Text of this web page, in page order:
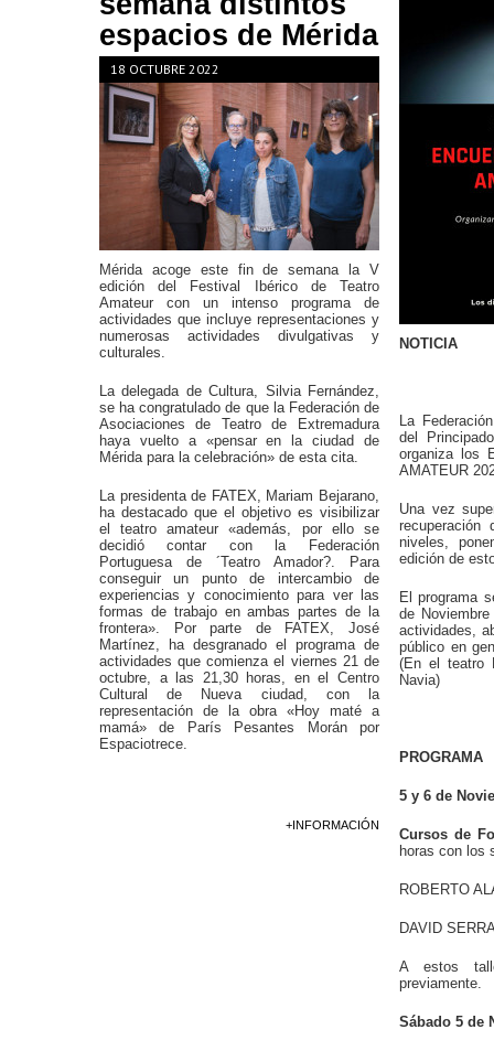
espacios de Mérida
18 OCTUBRE 2022
Mérida acoge este fin de semana la V
edición del Festival Ibérico de Teatro
Amateur con un intenso programa de
actividades que incluye representaciones y
numerosas actividades divulgativas y
culturales.
La delegada de Cultura, Silvia Fernández,
se ha congratulado de que la Federación de
Asociaciones de Teatro de Extremadura
haya vuelto a «pensar en la ciudad de
Mérida para la celebración» de esta cita.
La presidenta de FATEX, Mariam Bejarano,
ha destacado que el objetivo es visibilizar
el teatro amateur «además, por ello se
decidió contar con la Federación
Portuguesa de ´Teatro Amador?. Para
conseguir un punto de intercambio de
experiencias y conocimiento para ver las
formas de trabajo en ambas partes de la
frontera». Por parte de FATEX, José
Martínez, ha desgranado el programa de
actividades que comienza el viernes 21 de
octubre, a las 21,30 horas, en el Centro
Cultural de Nueva ciudad, con la
representación de la obra «Hoy maté a
mamá» de París Pesantes Morán por
Espaciotrece.
+INFORMACIÓN
NOTICIA
La
del
organiza los
AMATEUR
Una vez
niveles,
edición de
El programa
de
actividades,
público en
(En el teatro
Navia)
PROGRAMA
5 y 6 de
Cursos de
horas con los
ROBERTO
DAVID
A estos
previamente.
Sábado 5 de